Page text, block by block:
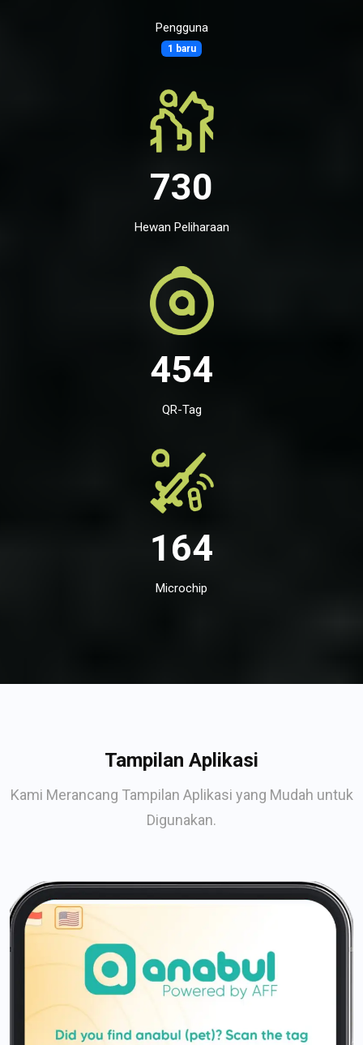
Pengguna
1 baru
730
Hewan Peliharaan
454
QR-Tag
164
Microchip
Tampilan Aplikasi
Kami Merancang Tampilan Aplikasi yang Mudah untuk
Digunakan.